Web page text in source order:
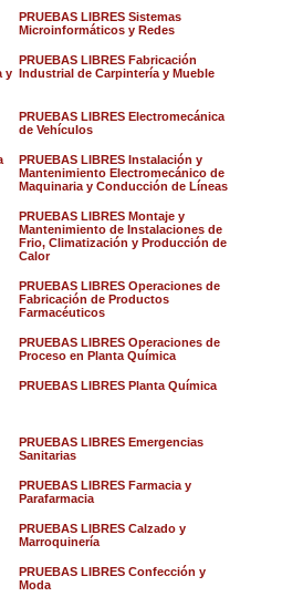
PRUEBAS LIBRES Sistemas
Microinformáticos y Redes
y
PRUEBAS LIBRES Fabricación
Industrial de Carpintería y Mueble
PRUEBAS LIBRES Electromecánica
de Vehículos
PRUEBAS LIBRES Instalación y
Mantenimiento Electromecánico de
Maquinaria y Conducción de Líneas
PRUEBAS LIBRES Montaje y
Mantenimiento de Instalaciones de
Frio, Climatización y Producción de
Calor
PRUEBAS LIBRES Operaciones de
Fabricación de Productos
Farmacéuticos
PRUEBAS LIBRES Operaciones de
Proceso en Planta Química
PRUEBAS LIBRES Planta Química
PRUEBAS LIBRES Emergencias
Sanitarias
PRUEBAS LIBRES Farmacia y
Parafarmacia
PRUEBAS LIBRES Calzado y
Marroquinería
PRUEBAS LIBRES Confección y
Moda